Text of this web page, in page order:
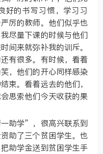
好的书写习惯，学习习
厉的教师。他们似乎也
尽量下课的时候与他们
间来就弥补我的训斥。
有很多。有时候，看着
，他们的开心同样感染
。看着远去的他们，
思索他们今天收获的果
助学”，很高兴联系到
助了三个贫困学生。也
助学金送到贫困学生手